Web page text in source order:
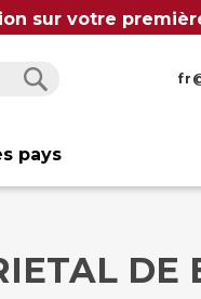
sur votre
pays
DE